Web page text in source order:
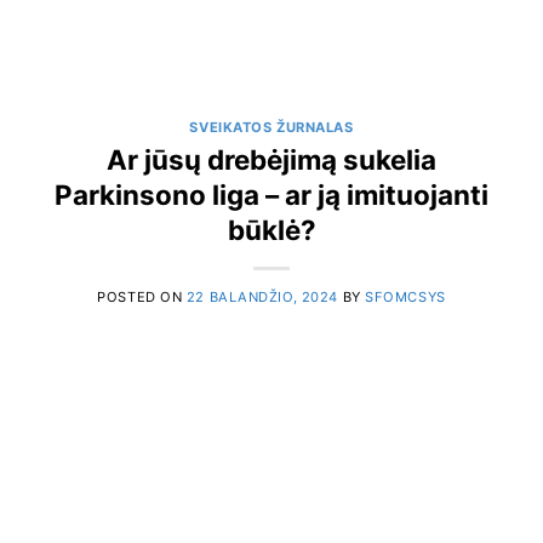
SVEIKATOS ŽURNALAS
Ar jūsų drebėjimą sukelia
Parkinsono liga – ar ją imituojanti
būklė?
POSTED ON 22 BALANDŽIO, 2024 BYSFOMCSYS